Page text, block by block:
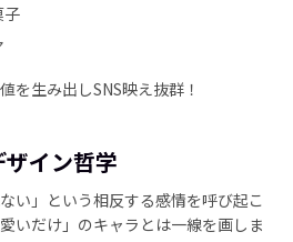
子
を生み出しSNS映え抜群！
イン哲学
い」という相反する感情を呼び起こ
いだけ」のキャラとは一線を画しま